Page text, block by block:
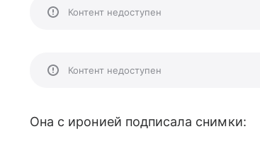
Контент недоступен
Контент недоступен
Она с иронией подписала снимки: